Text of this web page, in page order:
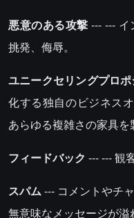
悪意のある攻撃 --- --- イ
挑発、侮辱。
ユニークセリングプロ
化する独自のビジネス
あらゆる複雑さの家具を
フィードバック --- --- 観
スパム--- コメントやチ
無意味なメッセージが溢